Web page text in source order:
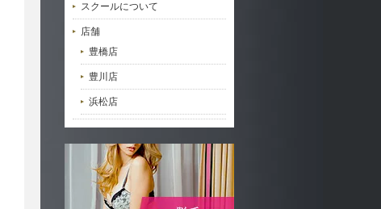
スクールについて
店舗
豊橋店
豊川店
浜松店